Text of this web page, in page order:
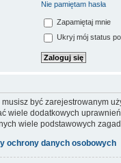
Nie pamiętam hasła
Zapamiętaj mnie
Ukryj mój status
być zarejestrowanym
wiele dodatkowych
wiele podstawowych
ochrony danych osobowych